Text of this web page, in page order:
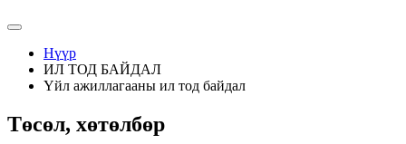
Нүүр
ИЛ ТОД БАЙДАЛ
Үйл ажиллагааны ил тод байдал
Төсөл, хөтөлбөр